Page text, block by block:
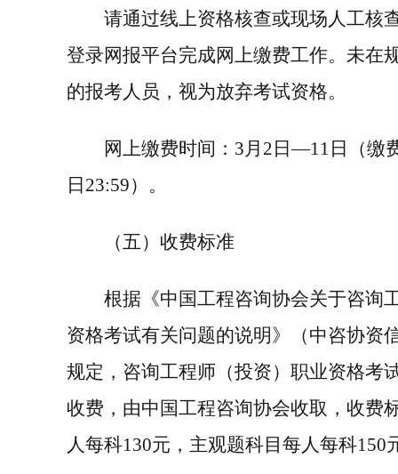
请通过线上资格核查或现场人工核
登录网报平台完成网上缴费工作。未在
的报考人员，视为放弃考试资格。
网上缴费时间： 3 月 2 日—11 日（缴
日 23:59）。
（五）收费标准
根据《中国工程咨询协会关于咨询
资格考试有关问题的说明》（中咨协资
规定，咨询工程师（投资）职业资格考
收费，由中国工程咨询协会收取，收费
人每科130元，主观题科目每人每科150